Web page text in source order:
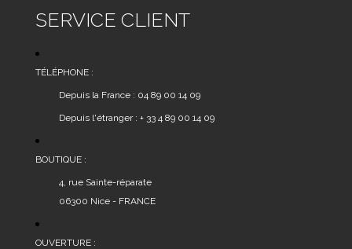
SERVICE CLIENT
TÉLÉPHONE :
Depuis la France : 04 89 00 14 09
Depuis l'étranger : + 33 4 89 00 14 09
BOUTIQUE :
4, rue Sainte-réparate
06300 Nice - FRANCE
OUVERTURE :